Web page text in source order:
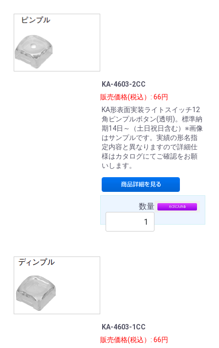
KA-4603-2CC
販売価格(税込）: 66円
KA形表面実装ライトスイッチ12
角ピンプルボタン(透明)。標準納
期14日～（土日祝日含む）※画像
はサンプルです。実績の形名指
定内容と異なりますので詳細仕
様はカタログにてご確認をお願
いします。
数量
KA-4603-1CC
販売価格(税込）: 66円